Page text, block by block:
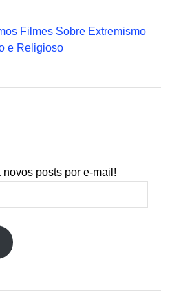
Filmes Sobre Extremismo
e Religioso
novos posts por e-mail!